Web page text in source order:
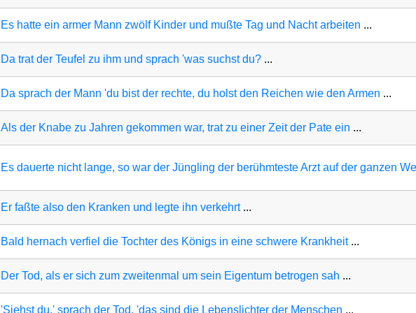
Es hatte ein armer Mann zwölf Kinder und mußte Tag und Nacht arbeiten ...
Da trat der Teufel zu ihm und sprach 'was suchst du? ...
Da sprach der Mann 'du bist der rechte, du holst den Reichen wie den Armen ...
Als der Knabe zu Jahren gekommen war, trat zu einer Zeit der Pate ein ...
Es dauerte nicht lange, so war der Jüngling der berühmteste Arzt auf der ganzen
Er faßte also den Kranken und legte ihn verkehrt...
Bald hernach verfiel die Tochter des Königs in eine schwere Krankheit...
Der Tod, als er sich zum zweitenmal um sein Eigentum betrogen sah ...
'Siehst du,' sprach der Tod, 'das sind die Lebenslichter der Menschen ...